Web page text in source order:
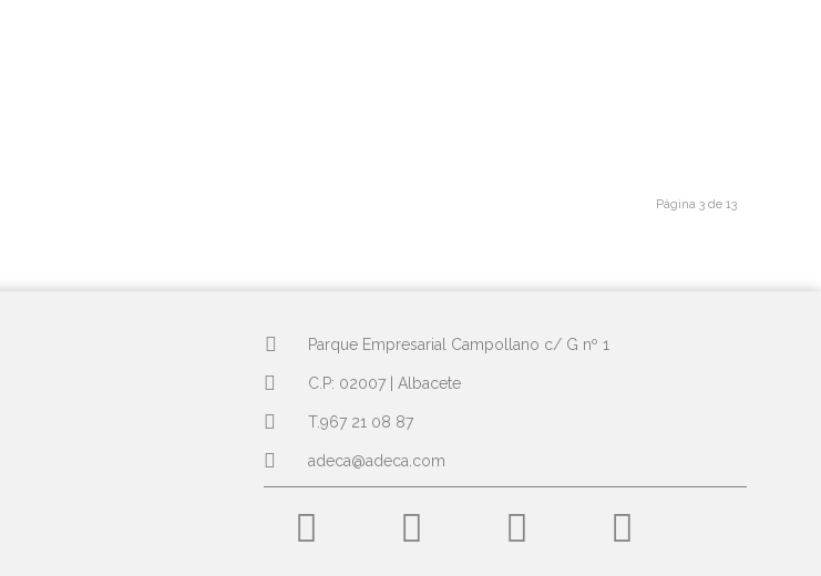
Página 3 de 13
Parque Empresarial Campollano c/ G nº 1
C.P: 02007 | Albacete
T.967 21 08 87
adeca@adeca.com